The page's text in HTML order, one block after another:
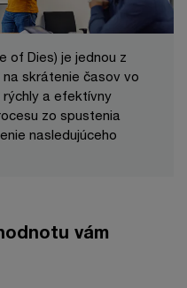
of Dies) je jednou z
skrátenie časov vo
a efektívny
zo spustenia
nasledujúceho
vám